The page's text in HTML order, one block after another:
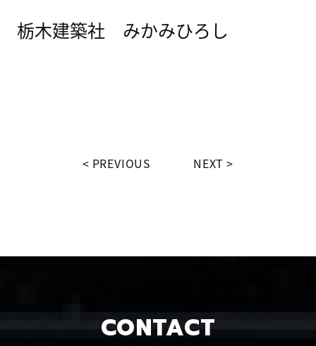
栃木建築社 みかみひろし
PREVIOUS NEXT
CONTACT